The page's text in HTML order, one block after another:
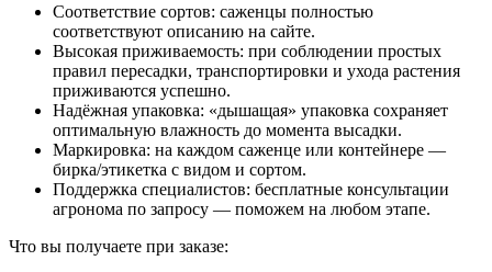
Соответствие сортов: саженцы полностью
соответствуют описанию на сайте.
Высокая приживаемость: при соблюдении простых
правил пересадки, транспортировки и ухода растения
приживаются успешно.
Надёжная упаковка: «дышащая» упаковка сохраняет
оптимальную влажность до момента высадки.
Маркировка: на каждом саженце или контейнере —
бирка/этикетка с видом и сортом.
Поддержка специалистов: бесплатные консультации
агронома по запросу — поможем на любом этапе.
Что вы получаете при заказе: